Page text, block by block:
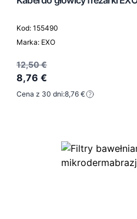
Kod: 155490
Marka: EXO
12,50 €
8,76 €
Cena z 30 dni:8,76 €